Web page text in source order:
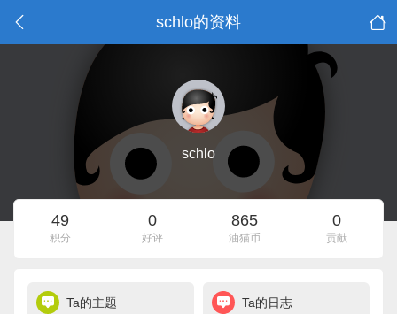
schlo的资料
schlo
49
积分
0
好评
865
油猫币
0
贡献
Ta的主题 Ta的日志